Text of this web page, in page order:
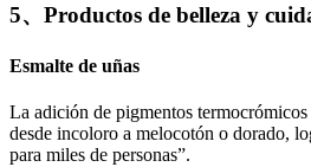
5、Productos de belleza y
Esmalte de uñas
La adición de pigmentos
desde incoloro a melocotón o dorado,
para miles de personas”.